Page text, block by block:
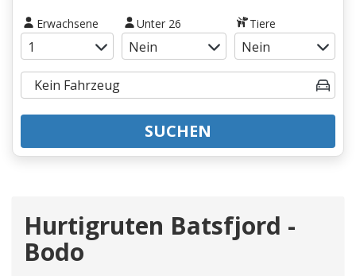
Erwachsene Unter 26 Tiere
SUCHEN
Hurtigruten Batsfjord -
Bodo